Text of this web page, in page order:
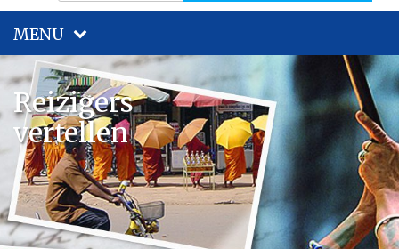
MENU
Reizigers
vertellen